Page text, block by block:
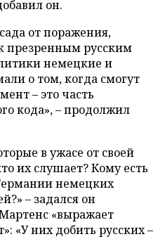
он.
от поражения,
презренным русским
немецкие и
о том, когда смогут
– это часть
кода», – продолжил
в ужасе от своей
их слушает? Кому есть
немецких
– задался он
«выражает
«У них добить русских –